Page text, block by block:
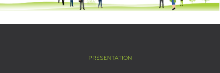
PRÉSENTATION